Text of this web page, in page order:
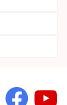
桜川市公式
桜川